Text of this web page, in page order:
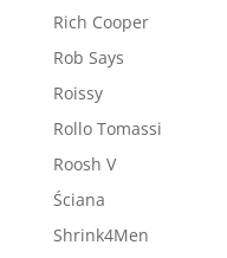
Rich Cooper
Rob Says
Roissy
Rollo Tomassi
Roosh V
Ściana
Shrink4Men